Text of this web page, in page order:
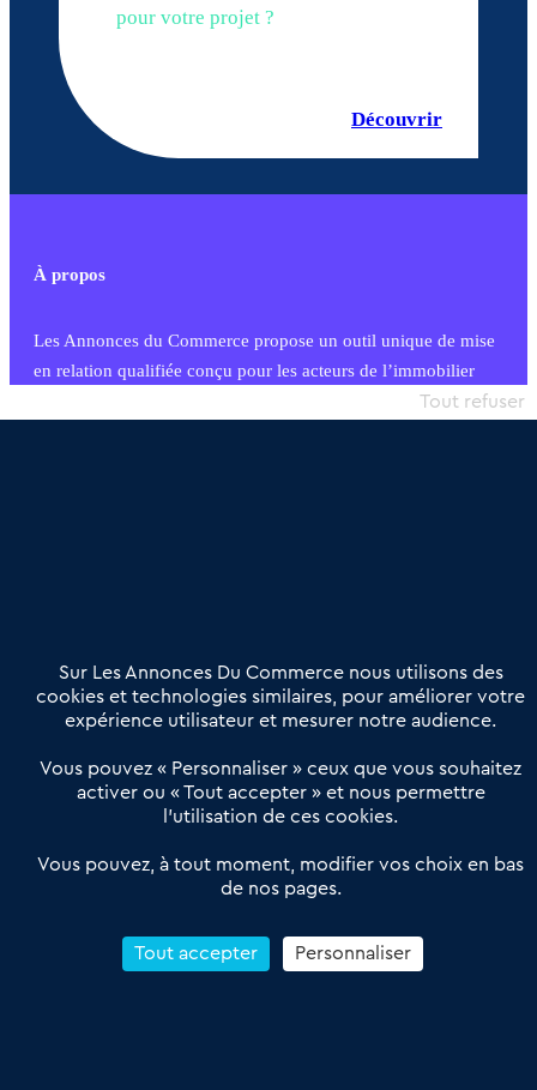
pour votre projet ?
Découvrir
À propos
Les Annonces du Commerce propose un outil unique de mise
en relation qualifiée conçu pour les acteurs de l’immobilier
commercial et les collectivités territoriales, simple et intégrant
Offres Pro
Actualités
Qui sommes nous ?
Derniers articles
Réseau 3C : un partenaire national dédié aux transactions
Petitscommerces : Un partenariat au service du commerce de
proximité et des territoires
Reprendre un Restaurant Rapide
Sur Les Annonces Du Commerce nous utilisons des
cookies et technologies similaires, pour améliorer votre
expérience utilisateur et mesurer notre audience.
Vous pouvez « Personnaliser » ceux que vous souhaitez
activer ou « Tout accepter » et nous permettre
l’utilisation de ces cookies.
Vous pouvez, à tout moment, modifier vos choix en bas
de nos pages.
Tout accepter
Tout refuser
Personnaliser